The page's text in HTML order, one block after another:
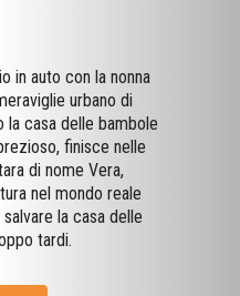
in auto con la nonna
urbano di
la casa delle bambole
finisce nelle
di nome Vera,
nel mondo reale
la casa delle
tardi.